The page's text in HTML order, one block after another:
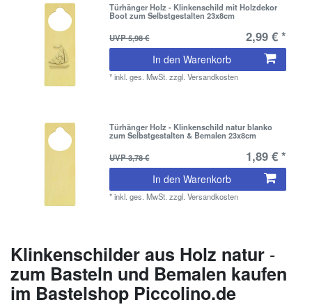
Türhänger Holz - Klinkenschild mit Holzdekor
Boot zum Selbstgestalten 23x8cm
UVP 5,98 €
2,99 € *
In den Warenkorb
*inkl. ges. MwSt. zzgl.Versandkosten
Türhänger Holz - Klinkenschild natur blanko
zum Selbstgestalten & Bemalen 23x8cm
UVP 3,78 €
1,89 € *
In den Warenkorb
*inkl. ges. MwSt. zzgl.Versandkosten
Klinkenschilder aus Holz natur -
zum Basteln und Bemalen kaufen
im Bastelshop Piccolino.de